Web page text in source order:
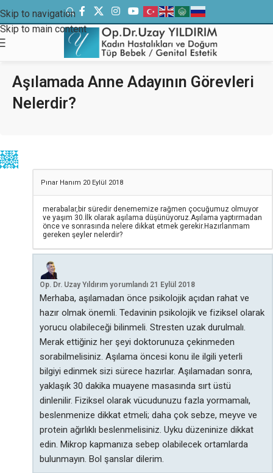
Skip to navigation
Skip to main content
Aşılamada Anne Adayının Görevleri
Nelerdir?
Pınar Hanım 20 Eylül 2018
merabalar,bir süredir denememize rağmen çocuğumuz olmuyor
ve yaşım 30.İlk olarak aşılama düşünüyoruz.Aşılama yaptırmadan
önce ve sonrasında nelere dikkat etmek gerekir.Hazırlanmam
gereken şeyler nelerdir?
Op. Dr. Uzay Yıldırım yorumlandı 21 Eylül 2018
Merhaba, aşılamadan önce psikolojik açıdan rahat ve
hazır olmak önemli. Tedavinin psikolojik ve fiziksel olarak
yorucu olabileceği bilinmeli. Stresten uzak durulmalı.
Merak ettiğiniz her şeyi doktorunuza çekinmeden
sorabilmelisiniz. Aşılama öncesi konu ile ilgili yeterli
bilgiyi edinmek sizi sürece hazırlar. Aşılamadan sonra,
yaklaşık 30 dakika muayene masasında sırt üstü
dinlenilir. Fiziksel olarak vücudunuzu fazla yormamalı,
beslenmenize dikkat etmeli; daha çok sebze, meyve ve
protein ağırlıklı beslenmelisiniz. Uyku düzeninize dikkat
edin. Mikrop kapmanıza sebep olabilecek ortamlarda
bulunmayın. Bol şanslar dilerim.